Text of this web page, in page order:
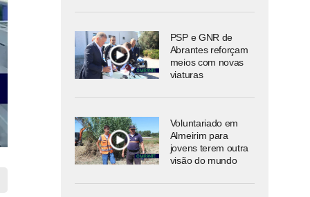
PSP e GNR de
Abrantes reforçam
meios com novas
viaturas
Voluntariado em
Almeirim para
jovens terem outra
visão do mundo